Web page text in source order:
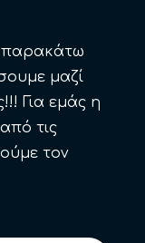
μαζί
Για εμάς η
τις
τον